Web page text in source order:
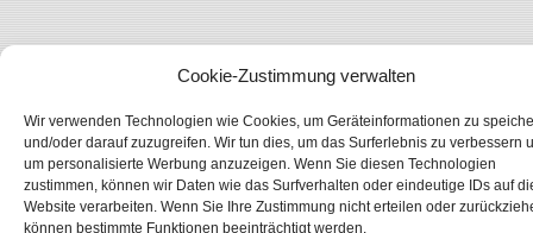
Cookie-Zustimmung verwalten
Wir verwenden Technologien wie Cookies, um Geräteinformationen zu
und/oder darauf zuzugreifen. Wir tun dies, um das Surferlebnis zu verbessern
um personalisierte Werbung anzuzeigen. Wenn Sie diesen Technologien
zustimmen, können wir Daten wie das Surfverhalten oder eindeutige IDs auf
Website verarbeiten. Wenn Sie Ihre Zustimmung nicht erteilen oder
können bestimmte Funktionen beeinträchtigt werden.